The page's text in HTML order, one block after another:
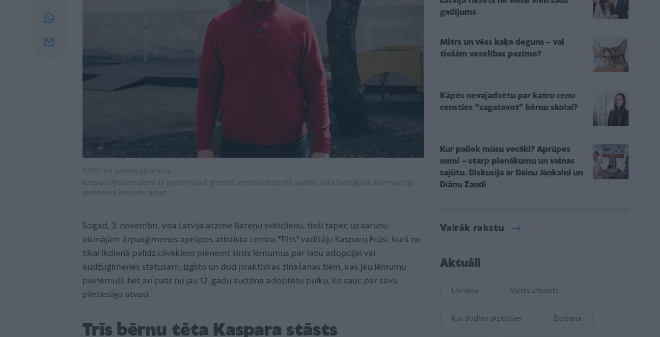
FOTO: no personīgā arhīva
Kaspara ģimene pirms 12 gadiem savā ģimenē uzņēma zīdainīti, puisīti, kura bioloģiskā mamma bija
pieņēmusi lēmumu aiziet.
Šogad, 3. novembrī, visā Latvijā atzīmē Bāreņu svētdienu, tieši tāpēc uz sarunu
aicinājām ārpusģimenes aprūpes atbalsta centra "Tilts" vadītāju Kasparu Prūsi, kurš ne
tikai ikdienā palīdz cilvēkiem pieņemt sirds lēmumus par labu adopcijai vai
audžuģimenes statusam, izglīto un dod praktiskas zināšanas tiem, kas jau lēmumu
pieņēmuši, bet arī pats nu jau 12. gadu audzina adoptētu puiku, ko sauc par savu
pilntiesīgu atvasi.
Trīs bērnu tēta Kaspara stāsts
gadījums
Mitrs un vēss kaķa deguns – vai
tiešām veselības pazīme?
Kāpēc nevajadzētu par katru cenu
censties “sagatavot” bērnu skolai?
Kur paliek mūsu vecāki? Aprūpes
nami – starp pienākumu un vainas
sajūtu. Diskusija ar Dainu Jāņkalni un
Diānu Zandi
Vairāk rakstu
Aktuāli
Ukraina Valsts atbalsts
Kur šodien atpūsties Zīdīšana